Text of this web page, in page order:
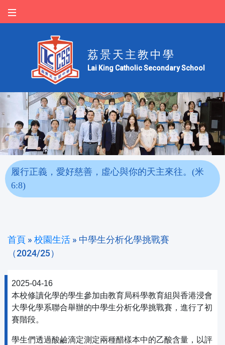
荔景天主教中學
Lai King Catholic Secondary School
履行正義，愛好慈善，虛心與你的天主來往。(米
6:8)
首頁 » 校園生活 » 中學生分析化學挑戰賽
（2024/25）
2025-04-16
本校修讀化學的學生參加由教育局科學教育組與香港浸會
大學化學系聯合舉辦的中學生分析化學挑戰賽，進行了初
賽階段。
學生們透過酸鹼滴定測定兩種醋樣本中的乙酸含量，以評